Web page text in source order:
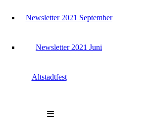
News­let­ter 2021 September
News­let­ter 2021 Juni
Alt­stadt­fest